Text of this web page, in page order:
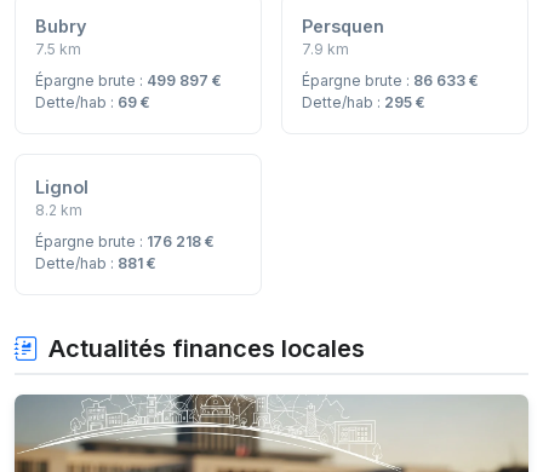
Bubry
7.5 km
Épargne brute : 499 897 €
Dette/hab : 69 €
Persquen
7.9 km
Épargne brute : 86 633 €
Dette/hab : 295 €
Lignol
8.2 km
Épargne brute : 176 218 €
Dette/hab : 881 €
Actualités finances locales